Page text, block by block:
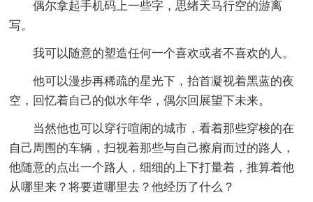
偶尔拿起手机码上一些字，思绪天马行空的游离
写。
我可以随意的塑造任何一个喜欢或者不喜欢的人。
他可以漫步再稀疏的星光下，抬首凝视着黑蓝的夜
空，回忆着自己的似水年华，偶尔回展望下未来。
当然他也可以穿行喧闹的城市，看着那些穿梭的在
自己周围的车辆，扫视着那些与自己擦肩而过的路人，
他随意的点出一个路人，细细的上下打量着，推算着他
从哪里来？将要道哪里去？他经历了什么？